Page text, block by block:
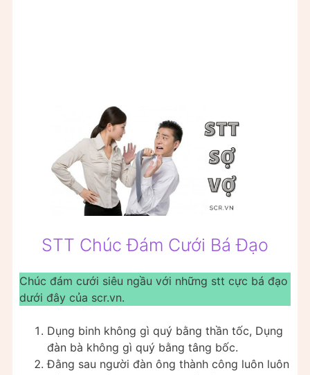
STT Chúc Đám Cưới Bá Đạo
Chúc đám cưới siêu ngầu với những stt cực bá đạo
dưới đây của scr.vn.
Dụng binh không gì quý bằng thần tốc, Dụng
đàn bà không gì quý bằng tâng bốc.
Đằng sau người đàn ông thành công luôn luôn